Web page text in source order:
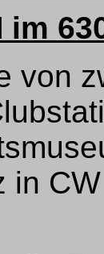
im
von
in